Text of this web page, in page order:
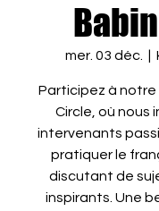
mer. 03 déc.
Participez à
Circle, où nous
intervenants
pratiquer le
discutant de
inspirants. Une